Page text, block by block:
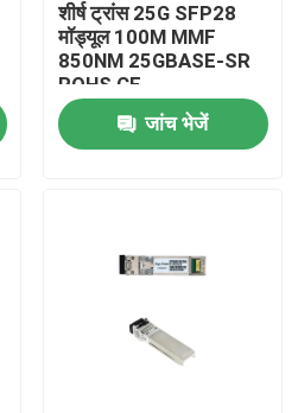
शीर्ष ट्रांस 25G SFP28
मॉड्यूल 100M MMF
850NM 25GBASE-SR
ROHS CE
जांच भेजें